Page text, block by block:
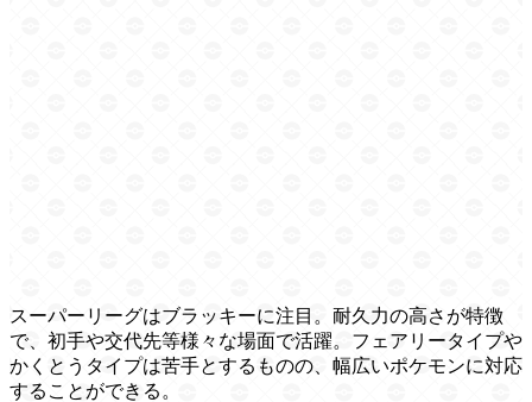
スーパーリーグはブラッキーに注目。耐久力の高さが特徴
で、初手や交代先等様々な場面で活躍。フェアリータイプや
かくとうタイプは苦手とするものの、幅広いポケモンに対応
することができる。